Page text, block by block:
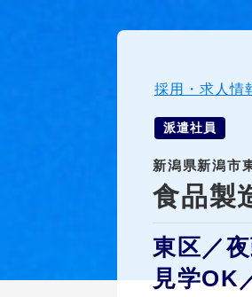
採用・求人情
派遣社員
新潟県新潟市
食品製
東区／
見学OK